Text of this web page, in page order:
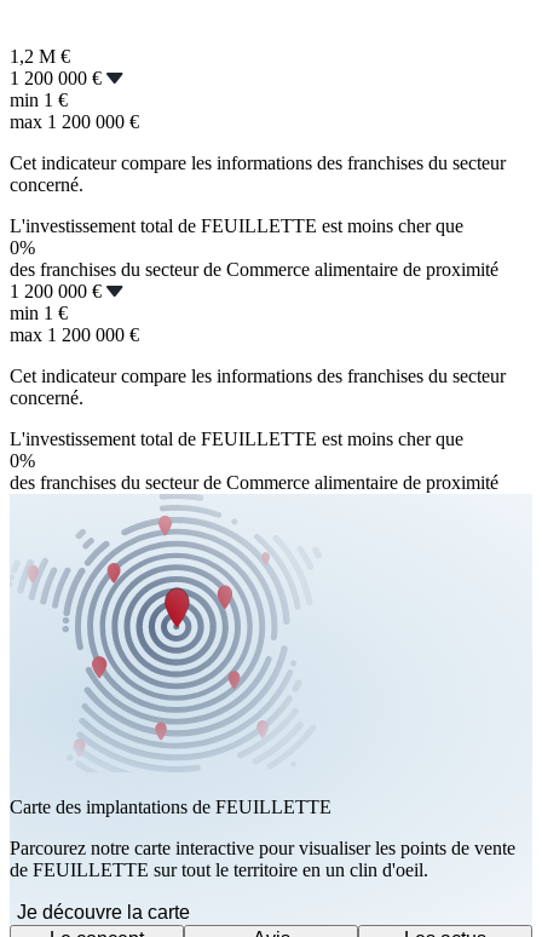
1,2 M €
1 200 000 €
min 1 €
max 1 200 000 €
Cet indicateur compare les informations des franchises du secteur
concerné.
L'investissement total de FEUILLETTE est moins cher que
0%
des franchises du secteur de Commerce alimentaire de proximité
1 200 000 €
min 1 €
max 1 200 000 €
Cet indicateur compare les informations des franchises du secteur
concerné.
L'investissement total de FEUILLETTE est moins cher que
0%
des franchises du secteur de Commerce alimentaire de proximité
Carte des implantations de FEUILLETTE
Parcourez notre carte interactive pour visualiser les points de vente
de FEUILLETTE sur tout le territoire en un clin d'oeil.
Je découvre la carte